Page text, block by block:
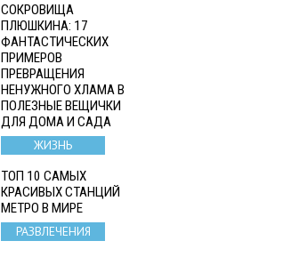
СОКРОВИЩА
ПЛЮШКИНА: 17
ФАНТАСТИЧЕСКИХ
ПРИМЕРОВ
ПРЕВРАЩЕНИЯ
НЕНУЖНОГО ХЛАМА В
ПОЛЕЗНЫЕ ВЕЩИЧКИ
ДЛЯ ДОМА И САДА
ЖИЗНЬ
ТОП 10 САМЫХ
КРАСИВЫХ СТАНЦИЙ
МЕТРО В МИРЕ
РАЗВЛЕЧЕНИЯ